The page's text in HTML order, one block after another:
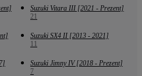
Suzuki Vitara III [2021 - Prezent]
21
Suzuki SX4 II [2013 - 2021]
11
Suzuki Jimny IV [2018 - Prezent]
7